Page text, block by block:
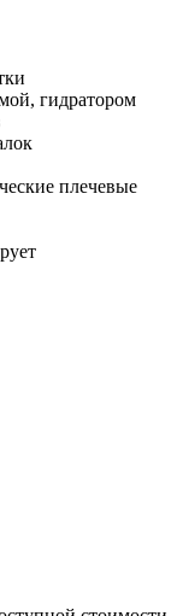
гидратором
плечевые